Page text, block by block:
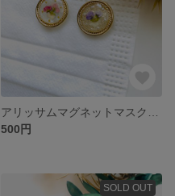
500円
SOLD OUT